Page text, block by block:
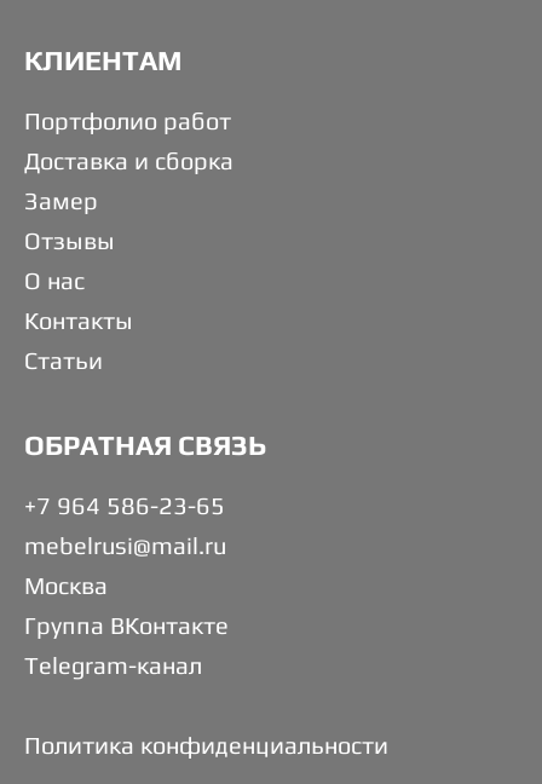
КЛИЕНТАМ
Портфолио работ
Доставка и сборка
Замер
Отзывы
О нас
Контакты
Статьи
ОБРАТНАЯ СВЯЗЬ
+7 964 586-23-65
mebelrusi@mail.ru
Москва
Группа ВКонтакте
Telegram-канал
Политика конфиденциальности